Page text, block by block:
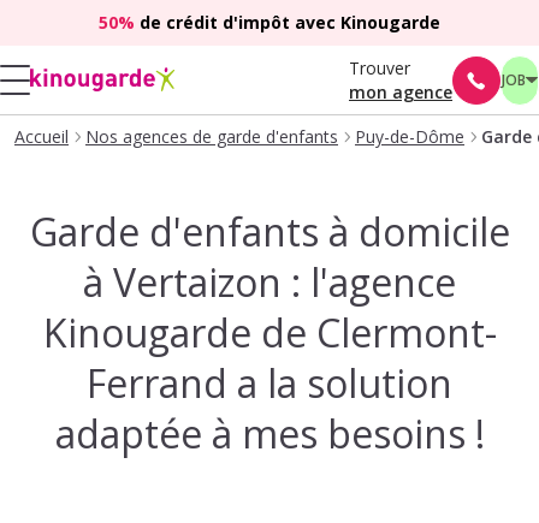
50% de crédit d'impôt avec Kinougarde
Trouver
mon agence
JOB
Accueil Nos agences de garde d'enfants Puy-de-Dôme
Garde d'enfants à domicile
à Vertaizon : l'agence
Kinougarde de Clermont-
Ferrand a la solution
adaptée à mes besoins !